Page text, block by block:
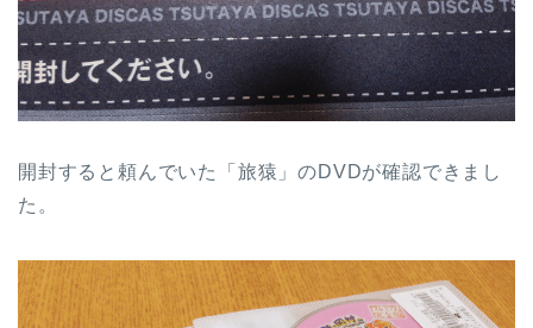
開封すると頼んでいた「旅猿」のDVDが確認できまし
た。